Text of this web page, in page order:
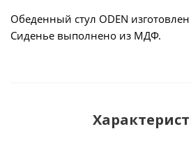
Обеденный стул ODEN
Сиденье выполнено из МДФ.